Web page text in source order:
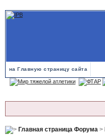
на Главную страницу сайта
Главная страница Форума>